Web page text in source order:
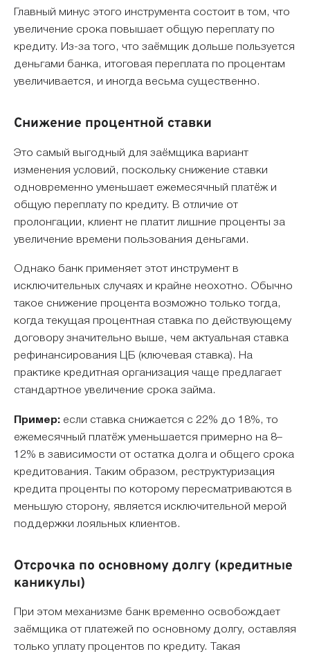
Главный минус этого инструмента состоит в том, что
увеличение срока повышает общую переплату по
кредиту. Из-за того, что заёмщик дольше пользуется
деньгами банка, итоговая переплата по процентам
увеличивается, и иногда весьма существенно.
Снижение процентной ставки
Это самый выгодный для заёмщика вариант
изменения условий, поскольку снижение ставки
одновременно уменьшает ежемесячный платёж и
общую переплату по кредиту. В отличие от
пролонгации, клиент не платит лишние проценты за
увеличение времени пользования деньгами.
Однако банк применяет этот инструмент в
исключительных случаях и крайне неохотно. Обычно
такое снижение процента возможно только тогда,
когда текущая процентная ставка по действующему
договору значительно выше, чем актуальная ставка
рефинансирования ЦБ (ключевая ставка). На
практике кредитная организация чаще предлагает
стандартное увеличение срока займа.
Пример: если ставка снижается с 22% до 18%, то
ежемесячный платёж уменьшается примерно на 8–
12% в зависимости от остатка долга и общего срока
кредитования. Таким образом, реструктуризация
кредита проценты по которому пересматриваются в
меньшую сторону, является исключительной мерой
поддержки лояльных клиентов.
Отсрочка по основному долгу (кредитные
каникулы)
При этом механизме банк временно освобождает
заёмщика от платежей по основному долгу, оставляя
только уплату процентов по кредиту. Такая